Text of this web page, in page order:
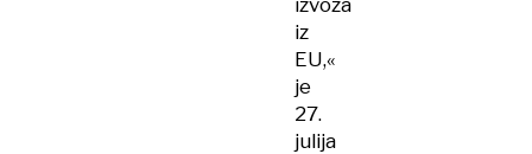
izvoza
iz
EU,«
je
27.
julija